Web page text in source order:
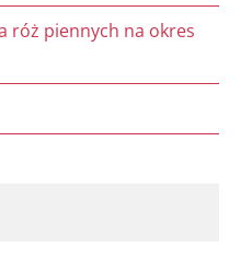
róż piennych na okres